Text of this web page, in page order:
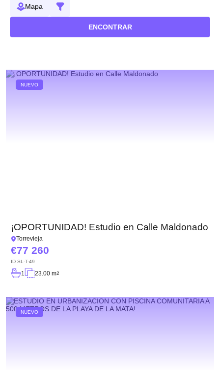
Mapa
ENCONTRAR
NUEVO
¡OPORTUNIDAD! Estudio en Calle Maldonado
Torrevieja
77 260
ID SL-T-49
1 23.00 m2
NUEVO